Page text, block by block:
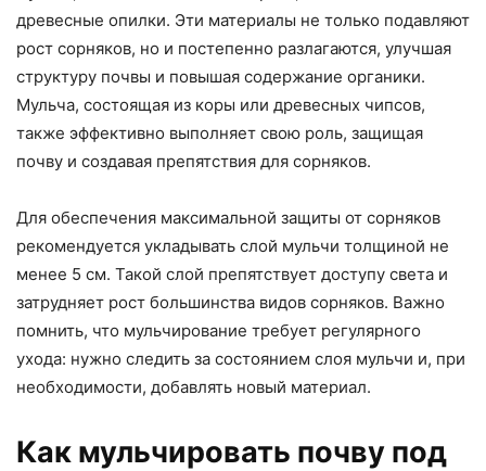
древесные опилки. Эти материалы не только подавляют
рост сорняков, но и постепенно разлагаются, улучшая
структуру почвы и повышая содержание органики.
Мульча, состоящая из коры или древесных чипсов,
также эффективно выполняет свою роль, защищая
почву и создавая препятствия для сорняков.
Для обеспечения максимальной защиты от сорняков
рекомендуется укладывать слой мульчи толщиной не
менее 5 см. Такой слой препятствует доступу света и
затрудняет рост большинства видов сорняков. Важно
помнить, что мульчирование требует регулярного
ухода: нужно следить за состоянием слоя мульчи и, при
необходимости, добавлять новый материал.
Как мульчировать почву под